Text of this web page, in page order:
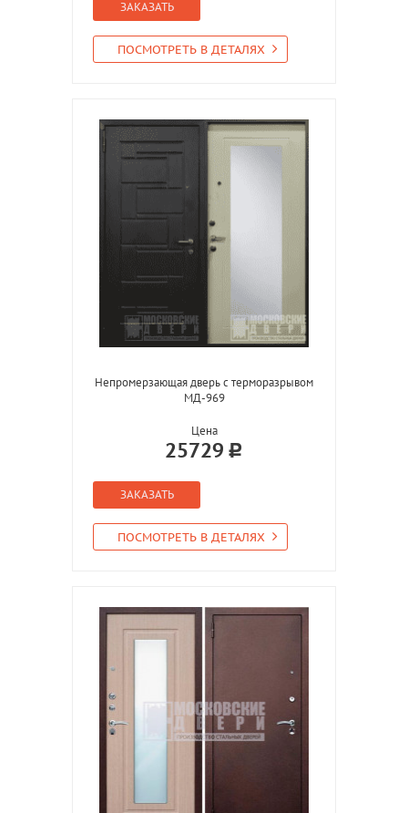
ЗАКАЗАТЬ
ПОСМОТРЕТЬ В ДЕТАЛЯХ
Непромерзающая дверь с терморазрывом
МД-969
Цена
25729
ЗАКАЗАТЬ
ПОСМОТРЕТЬ В ДЕТАЛЯХ